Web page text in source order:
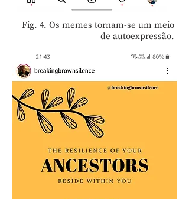
Fig. 4. Os memes tornam-se um meio
de autoexpressão.